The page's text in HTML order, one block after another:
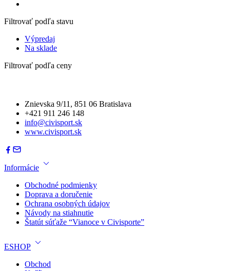
Filtrovať podľa stavu
Výpredaj
Na sklade
Filtrovať podľa ceny
Znievska 9/11, 851 06 Bratislava
+421 911 246 148
info@civisport.sk
www.civisport.sk
Informácie
Obchodné podmienky
Doprava a doručenie
Ochrana osobných údajov
Návody na stiahnutie
Štatút súťaže “Vianoce v Civisporte”
ESHOP
Obchod